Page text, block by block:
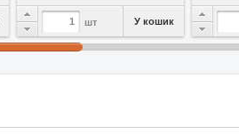
шт У кошик